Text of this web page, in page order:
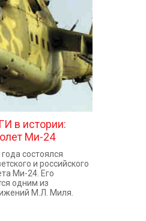
в истории:
Ми-24
состоялся
и российского
Ми-24. Его
одним из
М.Л. Миля.